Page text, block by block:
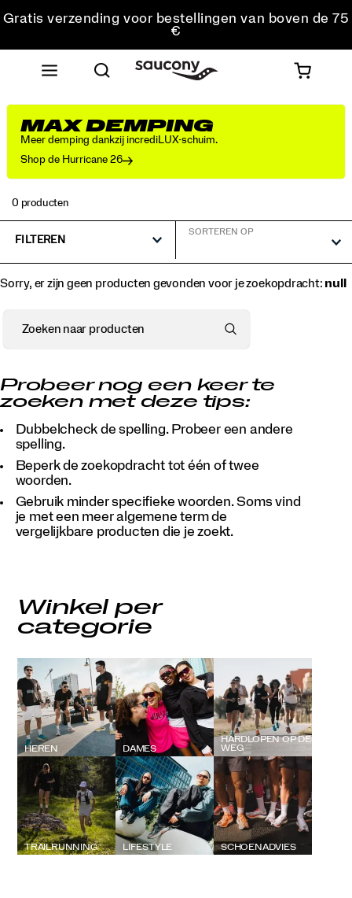
Gratis verzending voor bestellingen van boven de 75
€
Gratis retourzending voor alle bestellingen
Krijg 10% korting op je eerste bestelling
MAX DEMPING
Meer demping dankzij incrediLUX-schuim.
Shop de Hurricane 26
0 producten
FILTEREN
SORTEREN OP
Sorry, er zijn geen producten gevonden voor je zoekopdracht: null
Probeer nog een keer te
zoeken met deze tips:
Dubbelcheck de spelling. Probeer een andere
spelling.
Beperk de zoekopdracht tot één of twee
woorden.
Gebruik minder specifieke woorden. Soms vind
je met een meer algemene term de
vergelijkbare producten die je zoekt.
Winkel per
categorie
HEREN DAMES
HARDLOPEN OP DE
WEG
TRAILRUNNING LIFESTYLE SCHOENADVIES